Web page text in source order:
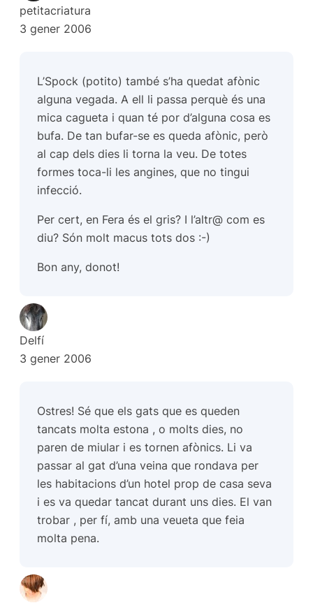
petitacriatura
3 gener 2006
L’Spock (potito) també s’ha quedat afònic
alguna vegada. A ell li passa perquè és una
mica cagueta i quan té por d’alguna cosa es
bufa. De tan bufar-se es queda afònic, però
al cap dels dies li torna la veu. De totes
formes toca-li les angines, que no tingui
infecció.
Per cert, en Fera és el gris? I l’altr@ com es
diu? Són molt macus tots dos :-)
Bon any, donot!
Delfí
3 gener 2006
Ostres! Sé que els gats que es queden
tancats molta estona , o molts dies, no
paren de miular i es tornen afònics. Li va
passar al gat d’una veina que rondava per
les habitacions d’un hotel prop de casa seva
i es va quedar tancat durant uns dies. El van
trobar , per fí, amb una veueta que feia
molta pena.